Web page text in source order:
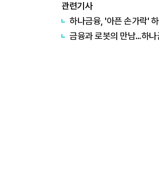
관련기사
하나금융, '아픈 손가락'
금융과 로봇의 만남…하